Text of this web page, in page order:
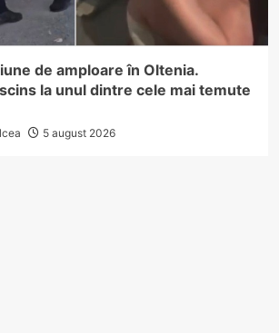
de amploare în Oltenia.
la unul dintre cele mai temute
5 august 2026